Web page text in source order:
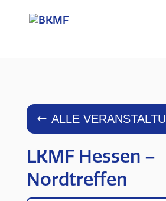
ALLE
LKMF Hessen –
Nordtreffen